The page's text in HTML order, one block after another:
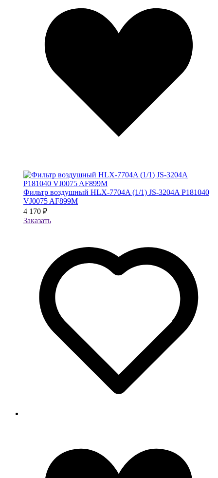
Фильтр воздушный HLX-7704A (1/1) JS-3204A P181040
VJ0075 AF899M
4 170 ₽
Заказать